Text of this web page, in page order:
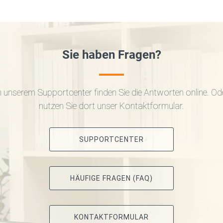
Sie haben Fragen?
unserem Supportcenter finden Sie die Antworten online.
nutzen Sie dort unser Kontaktformular.
SUPPORTCENTER
HÄUFIGE FRAGEN (FAQ)
KONTAKTFORMULAR